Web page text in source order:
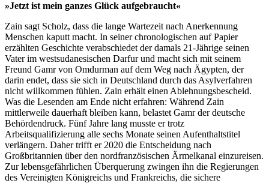
»Jetzt ist mein ganzes Glück aufgebraucht«
Zain sagt Scholz, dass die lange Wartezeit nach Anerkennung
Menschen kaputt macht. In seiner chronologischen auf Papier
erzählten Geschichte verabschiedet der damals 21-Jährige seinen
Vater im westsudanesischen Darfur und macht sich mit seinem
Freund Gamr von Omdurman auf dem Weg nach Ägypten, der
darin endet, dass sie sich in Deutschland durch das Asylverfahren
nicht willkommen fühlen. Zain erhält einen Ablehnungsbescheid.
Was die Lesenden am Ende nicht erfahren: Während Zain
mittlerweile dauerhaft bleiben kann, belastet Gamr der deutsche
Behördendruck. Fünf Jahre lang musste er trotz
Arbeitsqualifizierung alle sechs Monate seinen Aufenthaltstitel
verlängern. Daher trifft er 2020 die Entscheidung nach
Großbritannien über den nordfranzösischen Ärmelkanal einzureisen.
Zur lebensgefährlichen Überquerung zwingen ihn die Regierungen
des Vereinigten Königreichs und Frankreichs, die sichere